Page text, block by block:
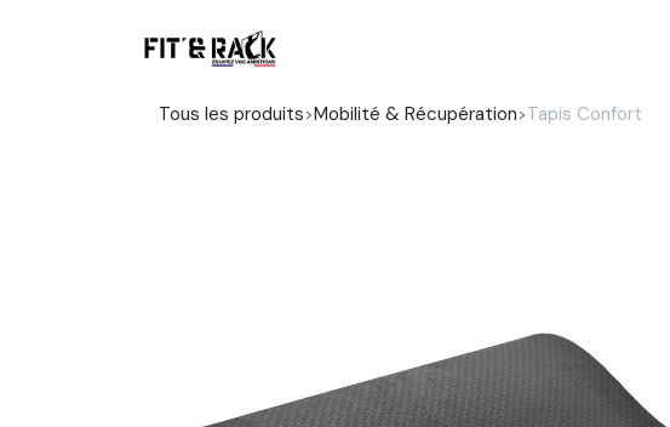
Tous les produits Mobilité & Récupération Tapis Confort